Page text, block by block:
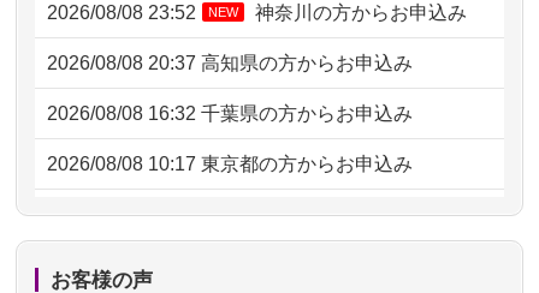
2026/08/08 23:52 NEW 神奈川の方からお申込み
2026/08/08 20:37 高知県の方からお申込み
2026/08/08 16:32 千葉県の方からお申込み
2026/08/08 10:17 東京都の方からお申込み
2026/08/07 20:31 東京都の方からお申込み
2026/08/07 09:26
お客様の声